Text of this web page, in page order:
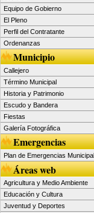
Equipo de Gobierno
El Pleno
Perfil del Contratante
Ordenanzas
Municipio
Callejero
Término Municipal
Historia y Patrimonio
Escudo y Bandera
Fiestas
Galería Fotográfica
Emergencias
Plan de Emergencias Municipal
Áreas web
Agricultura y Medio Ambiente
Educación y Cultura
Juventud y Deportes